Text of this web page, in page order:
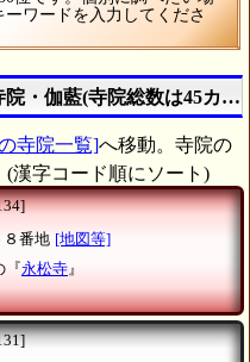
ワードを入力してくださ
・伽藍(寺院総数は45カ寺
寺院一覧]へ移動。寺院の
(漢字コード順にソート)
８番地 [地図等]
『永松寺 』